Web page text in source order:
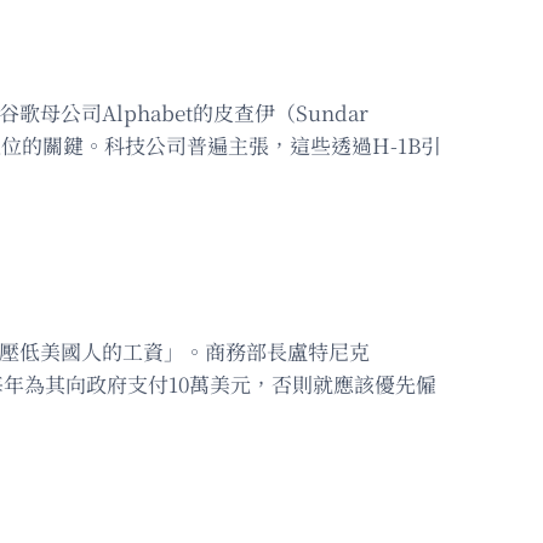
歌母公司Alphabet的皮查伊（Sundar
的關鍵。科技公司普遍主張，這些透過H-1B引
低美國人的工資」。商務部長盧特尼克
為其向政府支付10萬美元，否則就應該優先僱